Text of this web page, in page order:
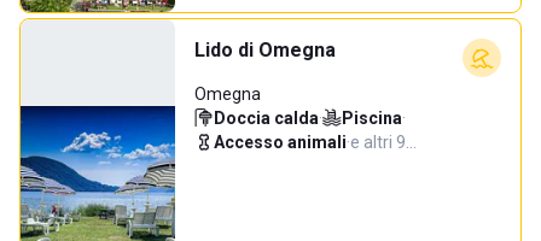
Lido di Omegna
Omegna
Doccia calda· Piscina·
Accesso animali·e altri 9…